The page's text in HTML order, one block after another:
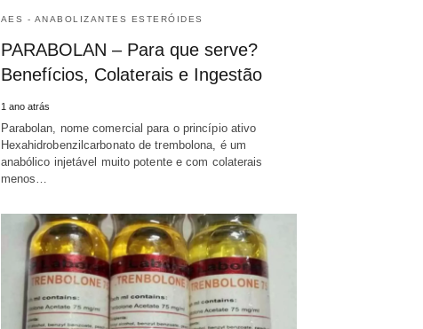
AES - ANABOLIZANTES ESTERÓIDES
PARABOLAN – Para que serve?
Benefícios, Colaterais e Ingestão
1 ano atrás
Parabolan, nome comercial para o princípio ativo
Hexahidrobenzilcarbonato de trembolona, é um
anabólico injetável muito potente e com colaterais
menos…